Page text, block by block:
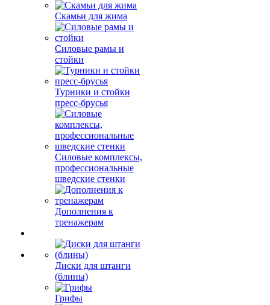
Скамьи для жима
Силовые рамы и
стойки
Турники и стойки
пресс-брусья
Силовые комплексы,
профессиональные
шведские стенки
Дополнения к
тренажерам
Диски для штанги
(блины)
Грифы